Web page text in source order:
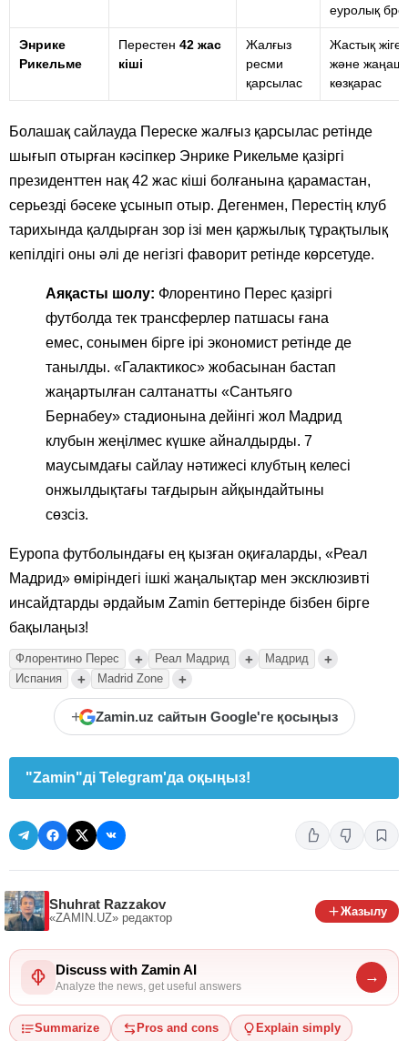
еуролық
Энрике
Рикельме
Перестен 42 жас
кіші
Жалғыз
ресми
қарсылас
Жастық жігер
және
көзқарас
Болашақ сайлауда Переске жалғыз қарсылас ретінде
шығып отырған кәсіпкер Энрике Рикельме қазіргі
президенттен нақ 42 жас кіші болғанына қарамастан,
серьезді бәсеке ұсынып отыр. Дегенмен, Перестің клуб
тарихында қалдырған зор ізі мен қаржылық тұрақтылық
кепілдігі оны әлі де негізгі фаворит ретінде көрсетуде.
Аяқасты шолу: Флорентино Перес қазіргі
футболда тек трансферлер патшасы ғана
емес, сонымен бірге ірі экономист ретінде де
танылды. «Галактикос» жобасынан бастап
жаңартылған салтанатты «Сантьяго
Бернабеу» стадионына дейінгі жол Мадрид
клубын жеңілмес күшке айналдырды. 7
маусымдағы сайлау нәтижесі клубтың келесі
онжылдықтағы тағдырын айқындайтыны
сөзсіз.
Еуропа футболындағы ең қызған оқиғаларды, «Реал
Мадрид» өміріндегі ішкі жаңалықтар мен эксклюзивті
инсайдтарды әрдайым Zamin беттерінде бізбен бірге
бақылаңыз!
Флорентино Перес + Реал Мадрид + Мадрид +
Испания + Madrid Zone +
+ Zamin.uz сайтын Google'ге қосыңыз
"Zamin"ді Telegram'да оқыңыз!
Shuhrat Razzakov
«ZAMIN.UZ» редактор
Жазылу
Discuss with Zamin AI
Analyze the news, get useful answers
→
Summarize Pros and cons Explain simply